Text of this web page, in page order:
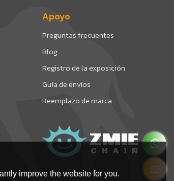
Apoyo
Preguntas frecuentes
Blog
Registro de la exposición
Guía de envíos
Reemplazo de marca
improve the website for you.